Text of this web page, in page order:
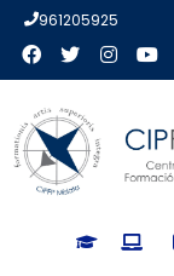
961205925